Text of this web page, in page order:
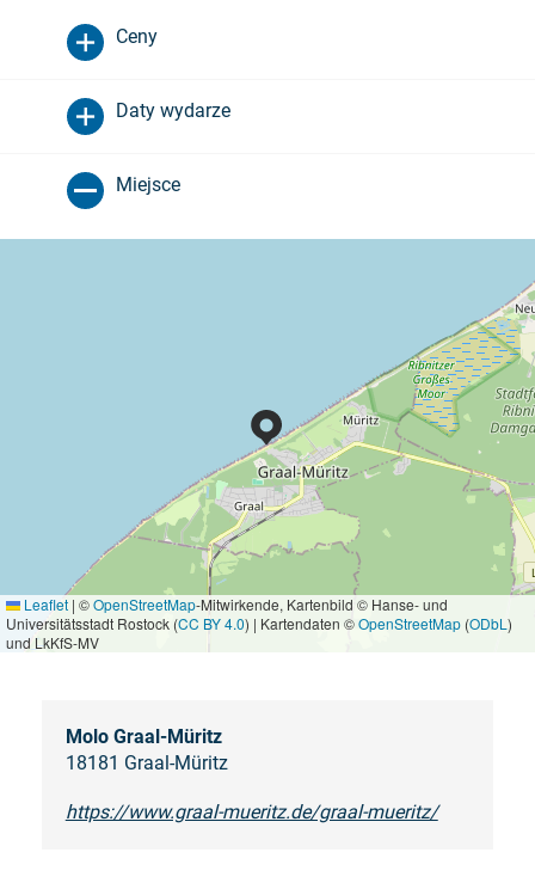
Ceny
Daty wydarze
Miejsce
Leaflet | ©OpenStreetMap-Mitwirkende, Kartenbild © Hanse- und
Universitätsstadt Rostock (CC BY 4.0) | Kartendaten ©OpenStreetMap (ODbL )
und LkKfS-MV
Molo Graal-Müritz
18181 Graal-Müritz
https://www.graal-mueritz.de/graal-mueritz/